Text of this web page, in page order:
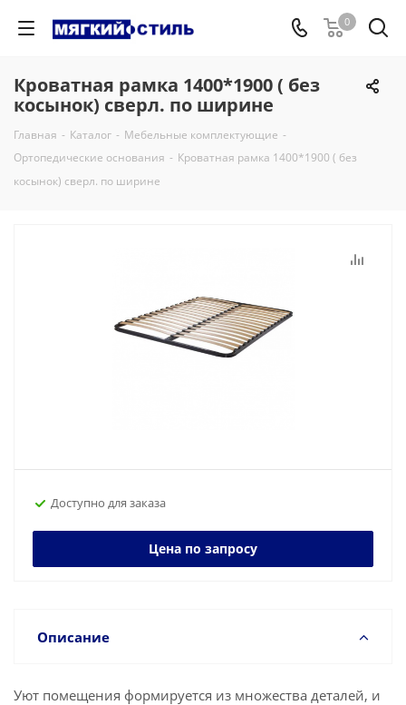
0
Кроватная рамка 1400*1900 ( без
косынок) сверл. по ширине
Главная - Каталог - Мебельные комплектующие -
Ортопедические основания - Кроватная рамка 1400*1900 ( без
косынок) сверл. по ширине
Доступно для заказа
Цена по запросу
Описание
Уют помещения формируется из множества деталей, и